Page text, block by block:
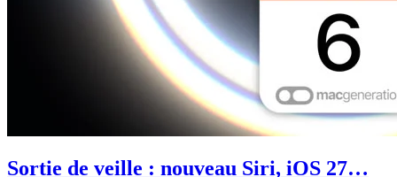
Sortie de veille : nouveau Siri, iOS 27…